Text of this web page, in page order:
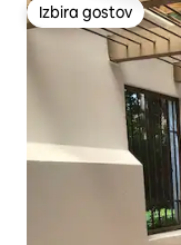
Izbira gostov
Izbira gostov